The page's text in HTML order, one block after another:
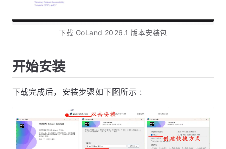
下载 GoLand 2026.1 版本安装包
开始安装
下载完成后，安装步骤如下图所示 :